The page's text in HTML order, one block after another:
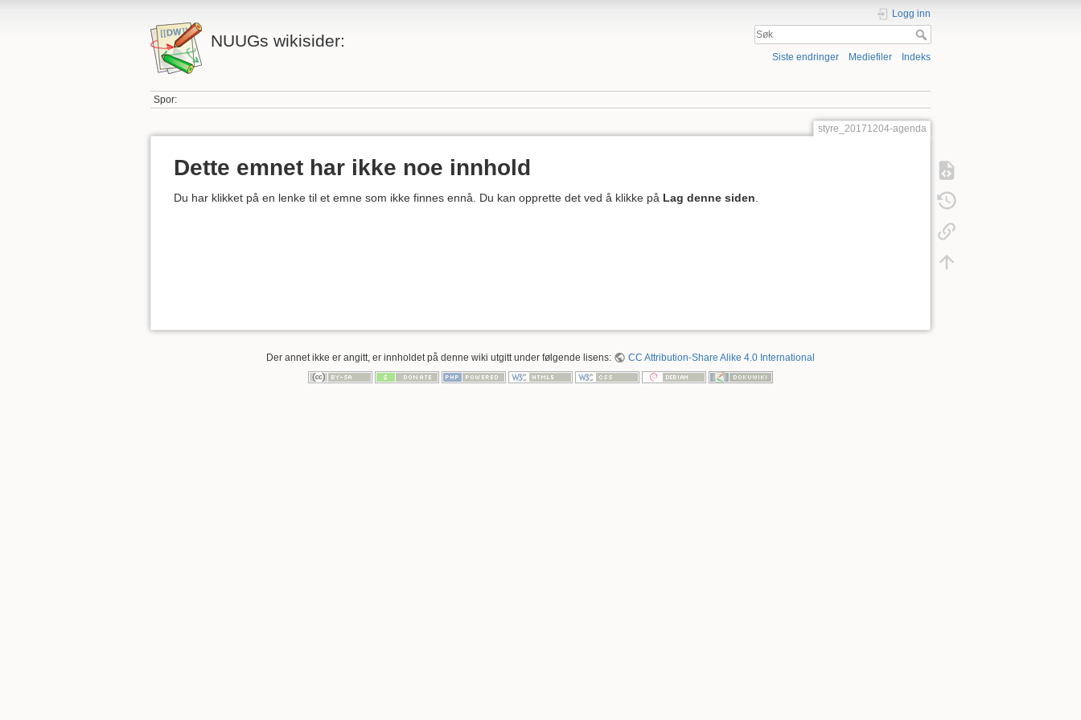
NUUGs wikisider:
Logg inn
Siste endringer Mediefiler Indeks
Spor:
styre_20171204-agenda
Dette emnet har ikke noe innhold
Du har klikket på en lenke til et emne som ikke finnes ennå. Du kan opprette det ved å klikke på Lag denne siden.
Der annet ikke er angitt, er innholdet på denne wiki utgitt under følgende lisens: CC Attribution-Share Alike 4.0 International